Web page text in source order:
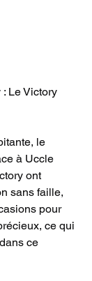
Le Victory
le
à Uccle
ont
sans faille,
pour
ce qui
ce